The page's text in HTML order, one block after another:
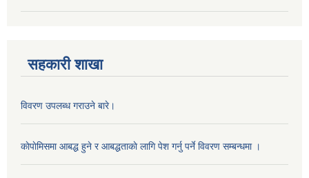
सहकारी शाखा
विवरण उपलब्ध गराउने बारे।
काेपाेमिसमा आबद्ध हुने र आबद्धताकाे लागि पेश गर्नु पर्ने विवरण सम्बन्धमा ।